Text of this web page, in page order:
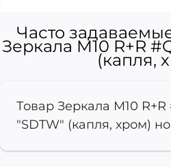
Часто
Зеркала M10 R+R
(капля,
Товар Зеркала M10 R+R
"SDTW" (капля, хром)